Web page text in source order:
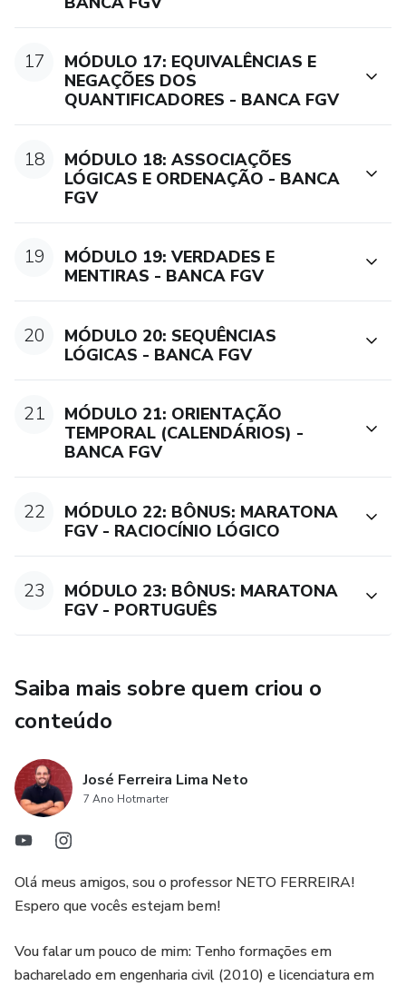
17
MÓDULO 17: EQUIVALÊNCIAS E
NEGAÇÕES DOS
QUANTIFICADORES - BANCA FGV
18
MÓDULO 18: ASSOCIAÇÕES
LÓGICAS E ORDENAÇÃO - BANCA
FGV
19
MÓDULO 19: VERDADES E
MENTIRAS - BANCA FGV
20
MÓDULO 20: SEQUÊNCIAS
LÓGICAS - BANCA FGV
21
MÓDULO 21: ORIENTAÇÃO
TEMPORAL (CALENDÁRIOS) -
BANCA FGV
22
MÓDULO 22: BÔNUS: MARATONA
FGV - RACIOCÍNIO LÓGICO
23
MÓDULO 23: BÔNUS: MARATONA
FGV - PORTUGUÊS
Saiba mais sobre quem criou o
conteúdo
José Ferreira Lima Neto
7 Ano Hotmarter
Olá meus amigos, sou o professor NETO FERREIRA!
Espero que vocês estejam bem!
Vou falar um pouco de mim: Tenho formações em
bacharelado em engenharia civil (2010) e licenciatura em